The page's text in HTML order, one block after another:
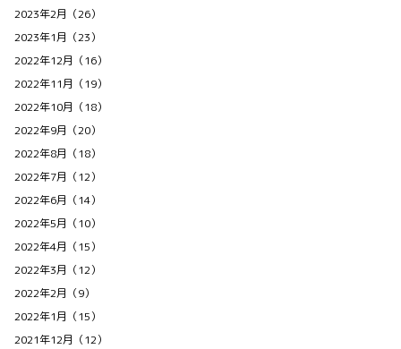
2023年2月（26）
2023年1月（23）
2022年12月（16）
2022年11月（19）
2022年10月（18）
2022年9月（20）
2022年8月（18）
2022年7月（12）
2022年6月（14）
2022年5月（10）
2022年4月（15）
2022年3月（12）
2022年2月（9）
2022年1月（15）
2021年12月（12）